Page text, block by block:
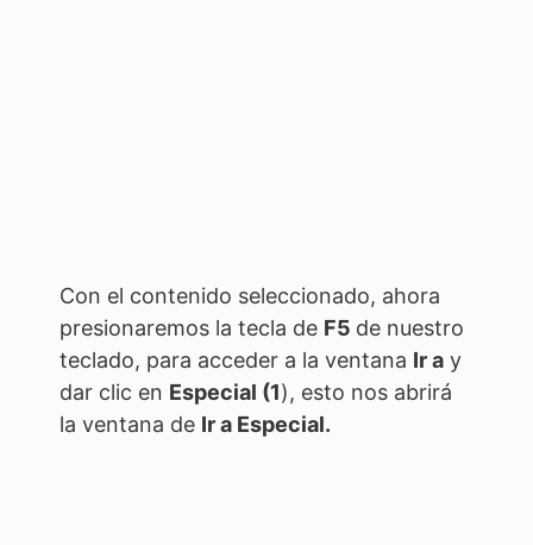
Con el contenido seleccionado, ahora
presionaremos la tecla de F5 de nuestro
teclado, para acceder a la ventana Ir a y
dar clic en Especial (1), esto nos abrirá
la ventana de Ir a Especial.